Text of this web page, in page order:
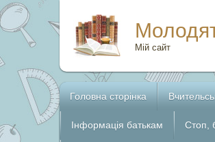
Мій сайт
Головна сторінка
Інформація батькам Стоп,